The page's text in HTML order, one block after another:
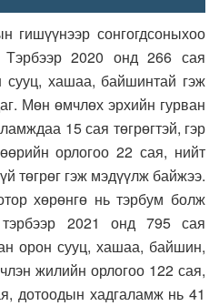
сонгогдсоныхоо
Тэрбээр 2020 онд 266 сая
сууц, хашаа, байшинтай гэж
Мөн өмчлөх эрхийн гурван
15 сая төгрөгтэй, гэр
орлогоо 22 сая, нийт
төгрөг гэж мэдүүлж байжээ.
хөрөнгө нь тэрбум болж
тэрбээр 2021 онд 795 сая
орон сууц, хашаа, байшин,
жилийн орлогоо 122 сая,
дотоодын хадгаламж нь 41